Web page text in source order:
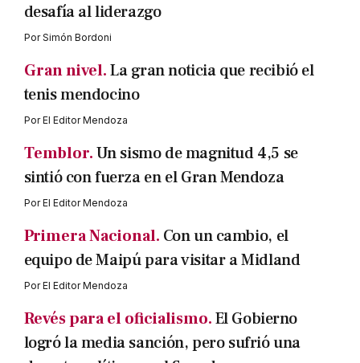
desafía al liderazgo
PorSimón Bordoni
Gran nivel.La gran noticia que recibió el
tenis mendocino
PorEl Editor Mendoza
Temblor.Un sismo de magnitud 4,5 se
sintió con fuerza en el Gran Mendoza
PorEl Editor Mendoza
Primera Nacional. Con un cambio, el
equipo de Maipú para visitar a Midland
PorEl Editor Mendoza
Revés para el oficialismo.El Gobierno
logró la media sanción, pero sufrió una